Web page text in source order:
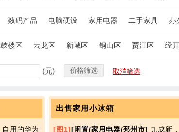
数码产品 电脑硬设 家用电器 二手家具 办
鼓楼区 云龙区 新城区 铜山区 贾汪区 经
(元) 价格筛选 取消筛选
自用的华为
出售家用小冰箱
[图1][闲置/家用电器/邳州市] 九成新